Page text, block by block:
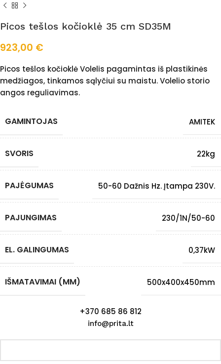
Picos tešlos kočioklė 35 cm SD35M
923,00 €
Picos tešlos kočioklė Volelis pagamintas iš plastikinės
medžiagos, tinkamos sąlyčiui su maistu. Volelio storio
angos reguliavimas.
GAMINTOJAS AMITEK
SVORIS 22kg
PAJĖGUMAS 50-60 Dažnis Hz. Įtampa 230V.
PAJUNGIMAS 230/1N/50-60
EL. GALINGUMAS 0,37kW
IŠMATAVIMAI (MM) 500x400x450mm
+370 685 86 812
info@prita.lt